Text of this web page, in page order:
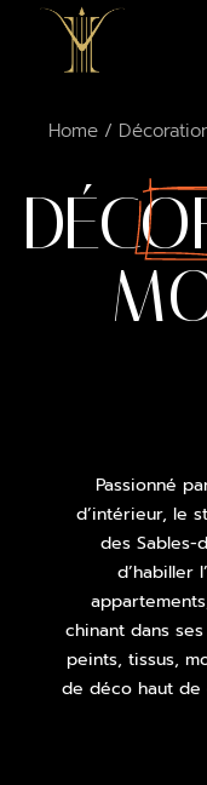
Home
Passionné
d’intérieur, le
des Sables-
d’habiller
chinant dans
peints, tissus,
de déco haut de